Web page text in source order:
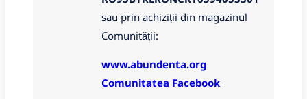
sau prin achiziții din magazinul
Comunității:
www.abundenta.org
Comunitatea Facebook